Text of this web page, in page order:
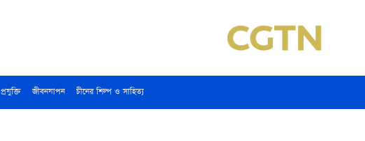
প্রযুক্তি জীবনযাপন চীনের শিল্প ও সাহিত্য